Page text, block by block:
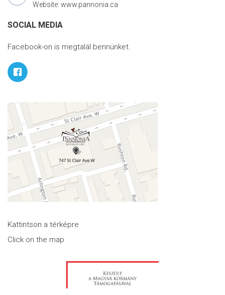
Website: www.pannonia.ca
SOCIAL MEDIA
Facebook-on is megtalál bennünket.
Kattintson a térképre
Click on the map